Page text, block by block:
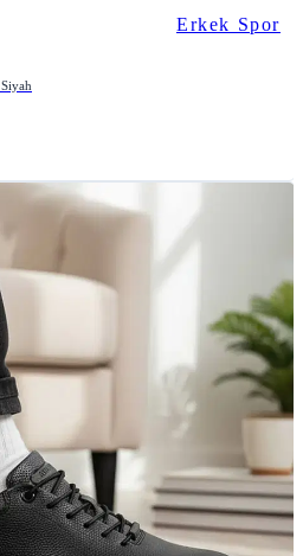
Erkek Spor